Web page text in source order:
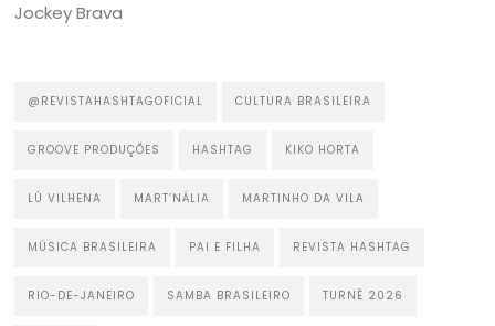
Jockey Brava
@REVISTAHASHTAGOFICIAL CULTURA BRASILEIRA
GROOVE PRODUÇÕES HASHTAG KIKO HORTA
LÚ VILHENA MART’NÁLIA MARTINHO DA VILA
MÚSICA BRASILEIRA PAI E FILHA REVISTA HASHTAG
RIO-DE-JANEIRO SAMBA BRASILEIRO TURNÊ 2026